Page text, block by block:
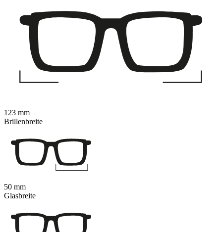
123 mm
Brillenbreite
50 mm
Glasbreite